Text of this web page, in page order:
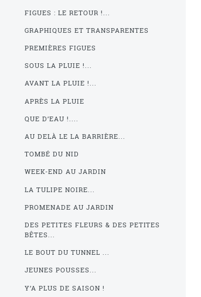
FIGUES : LE RETOUR !...
GRAPHIQUES ET TRANSPARENTES
PREMIÈRES FIGUES
SOUS LA PLUIE !...
AVANT LA PLUIE !...
APRÈS LA PLUIE
QUE D’EAU !....
AU DELÀ LE LA BARRIÈRE...
TOMBÉ DU NID
WEEK-END AU JARDIN
LA TULIPE NOIRE...
PROMENADE AU JARDIN
DES PETITES FLEURS & DES PETITES
BÊTES...
LE BOUT DU TUNNEL ...
JEUNES POUSSES...
Y’A PLUS DE SAISON !